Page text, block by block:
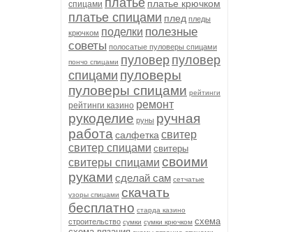
спицами платье платье крючком
платье спицами плед пледы
крючком поделки полезные
советы полосатые пуловеры спицами
пончо спицами пуловер пуловер
спицами пуловеры
пуловеры спицами рейтинги
рейтинги казино ремонт
рукоделие руны ручная
работа салфетка свитер
свитер спицами свитеры
свитеры спицами своими
руками сделай сам сетчатые
узоры спицами скачать
бесплатно старда казино
строительство сумки сумки крючком схема